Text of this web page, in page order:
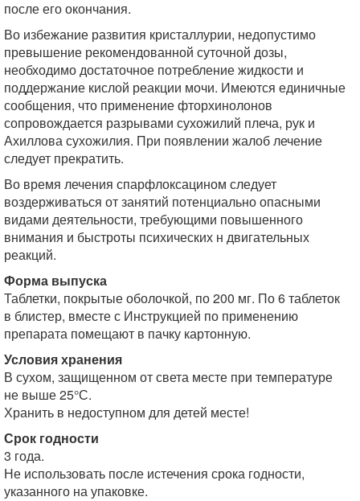
после его окончания.
Во избежание развития кристаллурии, недопустимо
превышение рекомендованной суточной дозы,
необходимо достаточное потребление жидкости и
поддержание кислой реакции мочи. Имеются единичные
сообщения, что применение фторхинолонов
сопровождается разрывами сухожилий плеча, рук и
Ахиллова сухожилия. При появлении жалоб лечение
следует прекратить.
Во время лечения спарфлоксацином следует
воздерживаться от занятий потенциально опасными
видами деятельности, требующими повышенного
внимания и быстроты психических н двигательных
реакций.
Форма выпуска
Таблетки, покрытые оболочкой, по 200 мг. По 6 таблеток
в блистер, вместе с Инструкцией по применению
препарата помещают в пачку картонную.
Условия хранения
В сухом, защищенном от света месте при температуре
не выше 25°С.
Хранить в недоступном для детей месте!
Срок годности
3 года.
Не использовать после истечения срока годности,
указанного на упаковке.